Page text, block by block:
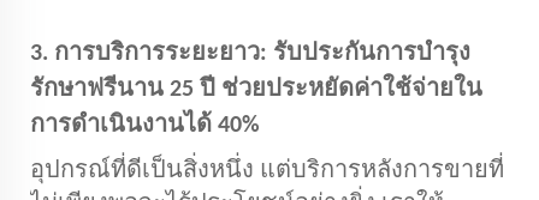
3. การบริการระยะยาว: รับประกันการบำรุง
รักษาฟรีนาน 25 ปี ช่วยประหยัดค่าใช้จ่ายใน
การดำเนินงานได้ 40%
อุปกรณ์ที่ดีเป็นสิ่งหนึ่ง แต่บริการหลังการขายที่